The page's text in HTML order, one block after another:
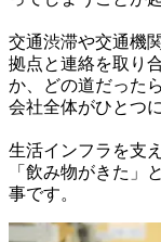
交通渋滞や交通機
拠点と連絡を取り
か、どの道だった
会社全体がひとつ
生活インフラを支
「飲み物がきた」
事です。